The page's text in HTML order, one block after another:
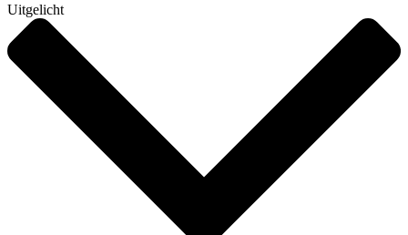
Uitgelicht